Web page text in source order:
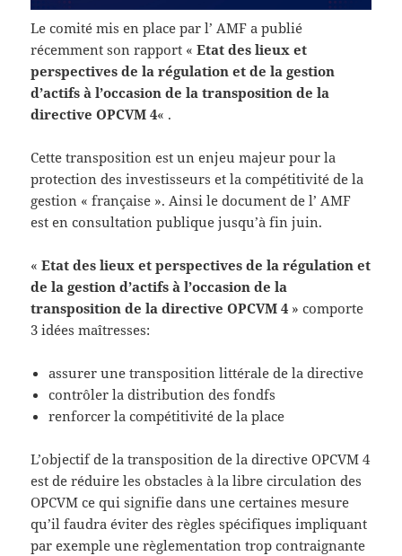
Le comité mis en place par l’ AMF a publié
récemment son rapport «Etat des lieux et
perspectives de la régulation et de la gestion
d’actifs à l’occasion de la transposition de la
directive OPCVM 4« .
Cette transposition est un enjeu majeur pour la
protection des investisseurs et la compétitivité de la
gestion « française ». Ainsi le document de l’ AMF
est en consultation publique jusqu’à fin juin.
«Etat des lieux et perspectives de la régulation et
de la gestion d’actifs à l’occasion de la
transposition de la directive OPCVM 4 » comporte
3 idées maîtresses:
assurer une transposition littérale de la directive
contrôler la distribution des fondfs
renforcer la compétitivité de la place
L’objectif de la transposition de la directive OPCVM 4
est de réduire les obstacles à la libre circulation des
OPCVM ce qui signifie dans une certaines mesure
qu’il faudra éviter des règles spécifiques impliquant
par exemple une règlementation trop contraignante